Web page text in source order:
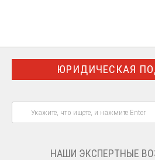
ЮРИДИЧЕСКАЯ
НАШИ ЭКСПЕРТНЫЕ